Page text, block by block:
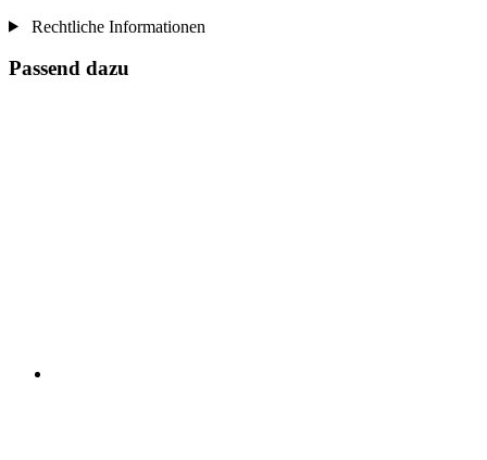
Rechtliche Informationen
Passend dazu